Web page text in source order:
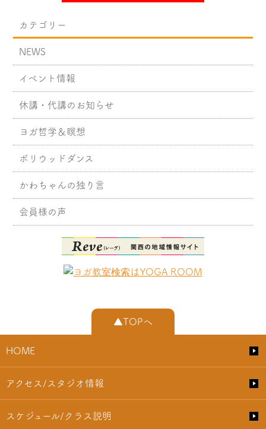
カテゴリー
NEWS
イベント情報
休講・代講のお知らせ
ヨガ哲学＆瞑想
ボリウッドダンス
かわちゃんの独り言
会員様の声
▲TOPへ
HOME
アクセス/スタジオ情報
スケジュール/クラス説明